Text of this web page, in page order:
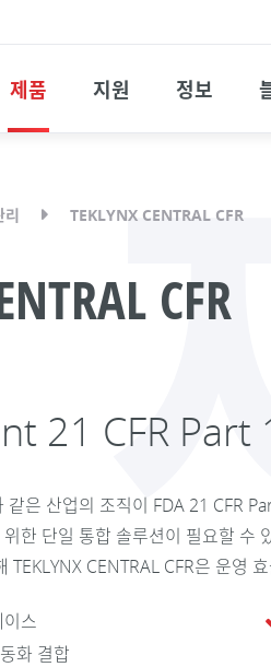
제품 지원 정보
리 TEKLYNX CENTRAL CFR
CFR
21 CFR Part
같은 산업의 조직이 FDA 21 CFR
한 단일 통합 솔루션이 필요할 수
CENTRAL CFR은 운영
스
화 결합